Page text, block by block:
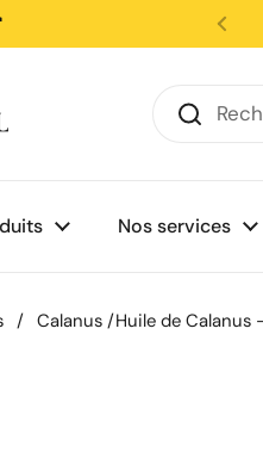
Nos services
/ Calanus /Huile de Calanus